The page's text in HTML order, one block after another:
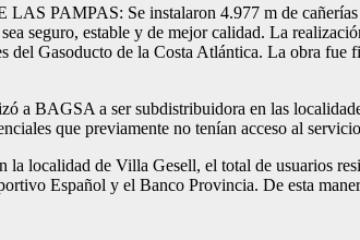
Se instalaron 4.977 m de cañerías
seguro, estable y de mejor calidad. La
del Gasoducto de la Costa Atlántica. La obra
BAGSA a ser subdistribuidora en las
que previamente no tenían acceso al
localidad de Villa Gesell, el total de usuarios
Español y el Banco Provincia. De esta